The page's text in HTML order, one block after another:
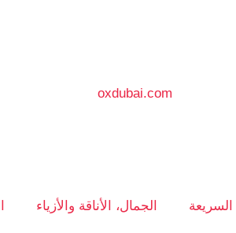
السريعة الجمال، الأناقة والأزياء